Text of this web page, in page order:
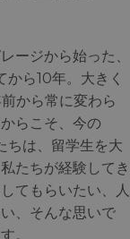
ージから始った、
ら10年。大きく
から常に変わら
らこそ、今の
は、留学生を大
たちが経験してき
てもらいたい、人
、そんな思いで
。